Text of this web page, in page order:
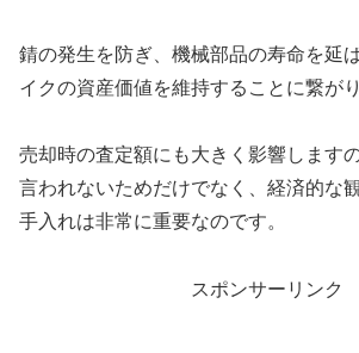
錆の発生を防ぎ、機械部品の寿命を延
イクの資産価値を維持することに繋がり
売却時の査定額にも大きく影響します
言われないためだけでなく、経済的な
手入れは非常に重要なのです。
スポンサーリンク